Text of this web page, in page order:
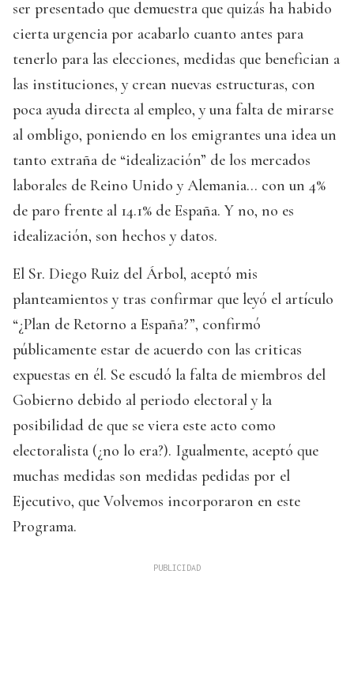
ser presentado que demuestra que quizás ha habido
cierta urgencia por acabarlo cuanto antes para
tenerlo para las elecciones, medidas que benefician a
las instituciones, y crean nuevas estructuras, con
poca ayuda directa al empleo, y una falta de mirarse
al ombligo, poniendo en los emigrantes una idea un
tanto extraña de “idealización” de los mercados
laborales de Reino Unido y Alemania… con un 4%
de paro frente al 14.1% de España. Y no, no es
idealización, son hechos y datos.
El Sr. Diego Ruiz del Árbol, aceptó mis
planteamientos y tras confirmar que leyó el artículo
“¿Plan de Retorno a España?”, confirmó
públicamente estar de acuerdo con las criticas
expuestas en él. Se escudó la falta de miembros del
Gobierno debido al periodo electoral y la
posibilidad de que se viera este acto como
electoralista (¿no lo era?). Igualmente, aceptó que
muchas medidas son medidas pedidas por el
Ejecutivo, que Volvemos incorporaron en este
Programa.